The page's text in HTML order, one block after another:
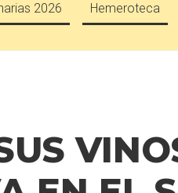
2026 Hemeroteca